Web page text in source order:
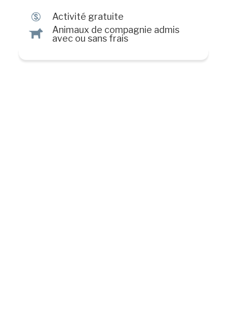
$ Activité gratuite
Â
Animaux de compagnie admis
avec ou sans frais